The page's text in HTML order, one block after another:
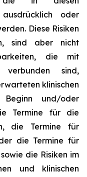
ausdrücklich oder
Diese Risiken
sind aber nicht
die mit
verbunden sind,
klinischen
und/oder
Termine für die
die Termine für
die Termine für
die Risiken im
und klinischen